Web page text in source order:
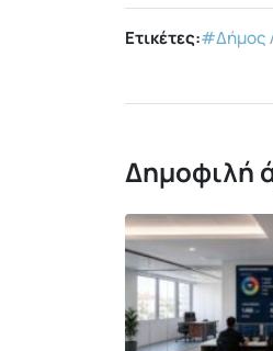
Ετικέτες:#Δήμος
Δημοφιλή